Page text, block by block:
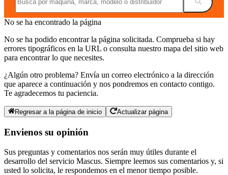
No se ha encontrado la página
No se ha podido encontrar la página solicitada. Comprueba si hay
errores tipográficos en la URL o consulta nuestro mapa del sitio web
para encontrar lo que necesites.
¿Algún otro problema? Envía un correo electrónico a la dirección
que aparece a continuación y nos pondremos en contacto contigo.
Te agradecemos tu paciencia.
Regresar a la página de inicio Actualizar página
Envienos su opinión
Sus preguntas y comentarios nos serán muy útiles durante el
desarrollo del servicio Mascus. Siempre leemos sus comentarios y, si
usted lo solicita, le respondemos en el menor tiempo posible.